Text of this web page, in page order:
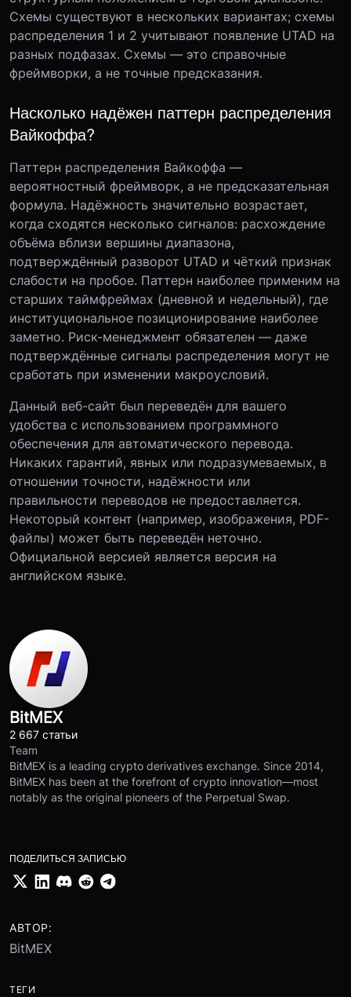
Схемы существуют в нескольких вариантах; схемы
распределения 1 и 2 учитывают появление UTAD на
разных подфазах. Схемы — это справочные
фреймворки, а не точные предсказания.
Насколько надёжен паттерн распределения
Вайкоффа?
Паттерн распределения Вайкоффа —
вероятностный фреймворк, а не предсказательная
формула. Надёжность значительно возрастает,
когда сходятся несколько сигналов: расхождение
объёма вблизи вершины диапазона,
подтверждённый разворот UTAD и чёткий признак
слабости на пробое. Паттерн наиболее применим на
старших таймфреймах (дневной и недельный), где
институциональное позиционирование наиболее
заметно. Риск-менеджмент обязателен — даже
подтверждённые сигналы распределения могут не
сработать при изменении макроусловий.
Данный веб-сайт был переведён для вашего
удобства с использованием программного
обеспечения для автоматического перевода.
Никаких гарантий, явных или подразумеваемых, в
отношении точности, надёжности или
правильности переводов не предоставляется.
Некоторый контент (например, изображения, PDF-
файлы) может быть переведён неточно.
Официальной версией является версия на
английском языке.
BitMEX
2 667 статьи
Team
BitMEX is a leading crypto derivatives exchange. Since 2014,
BitMEX has been at the forefront of crypto innovation—most
notably as the original pioneers of the Perpetual Swap.
ПОДЕЛИТЬСЯ ЗАПИСЬЮ
АВТОР:
BitMEX
ТЕГИ